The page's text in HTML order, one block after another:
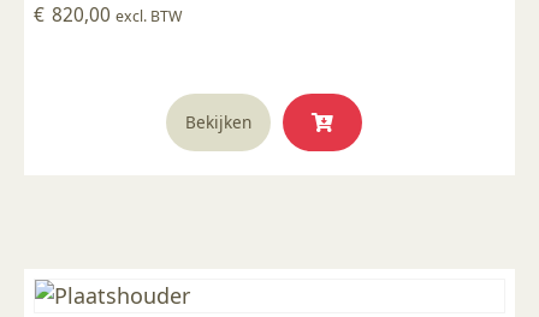
€ 820,00 excl. BTW
Bekijken